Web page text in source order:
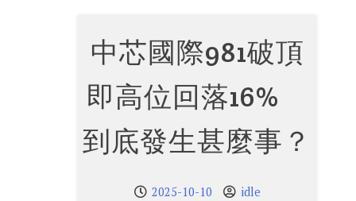
中芯國際981破頂
即高位回落16%
到底發生甚麼事？
2025-10-10 idle